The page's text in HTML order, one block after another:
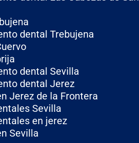
dental Trebujena
dental Sevilla
dental Jerez
Jerez de la Frontera
Sevilla
en jerez
Sevilla